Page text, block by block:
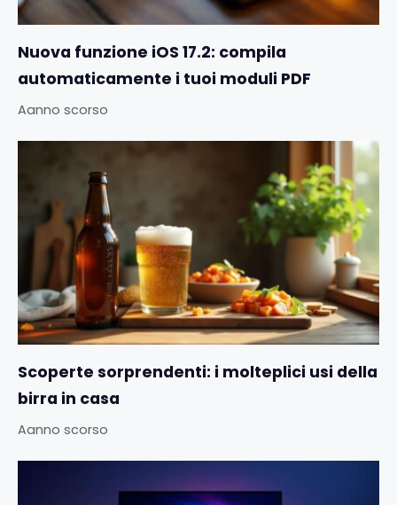
Nuova funzione iOS 17.2: compila
automaticamente i tuoi moduli PDF
Aanno scorso
Scoperte sorprendenti: i molteplici usi della
birra in casa
Aanno scorso